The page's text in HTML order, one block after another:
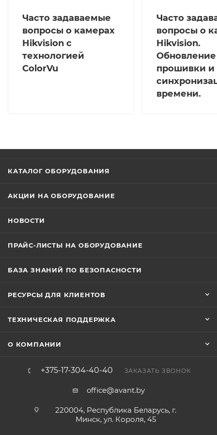
Часто задаваемые
вопросы о камерах
Hikvision с
технологией
ColorVu
Часто
вопросы о
Hikvision.
Обновление
прошивки и
времени.
КАТАЛОГ ОБОРУДОВАНИЯ
АКЦИИ НА ОБОРУДОВАНИЕ
НОВОСТИ
ПРАЙС-ЛИСТЫ НА ОБОРУДОВАНИЕ
БАЗА ЗНАНИЙ ПО БЕЗОПАСНОСТИ
РЕСУРСЫ ДЛЯ КЛИЕНТОВ
ТЕХНИЧЕСКАЯ ПОДДЕРЖКА
О КОМПАНИИ
+375-17-304-40-40 ЗАКАЗАТЬ ЗВОНОК
office@avant.by
220004, Республика Беларусь, г.
Минск, ул. Короля, 45